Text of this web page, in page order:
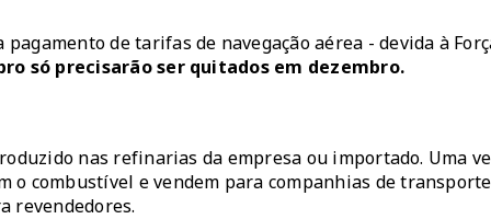
de tarifas de navegação aérea - devida à
só precisarão ser quitados em dezembro.
nas refinarias da empresa ou importado. Uma
combustível e vendem para companhias de
revendedores.